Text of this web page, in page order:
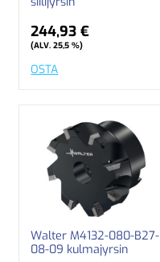
244,93 €
(ALV. 25,5 %)
OSTA
Walter M4132-080-B27-
08-09 kulmajyrsin